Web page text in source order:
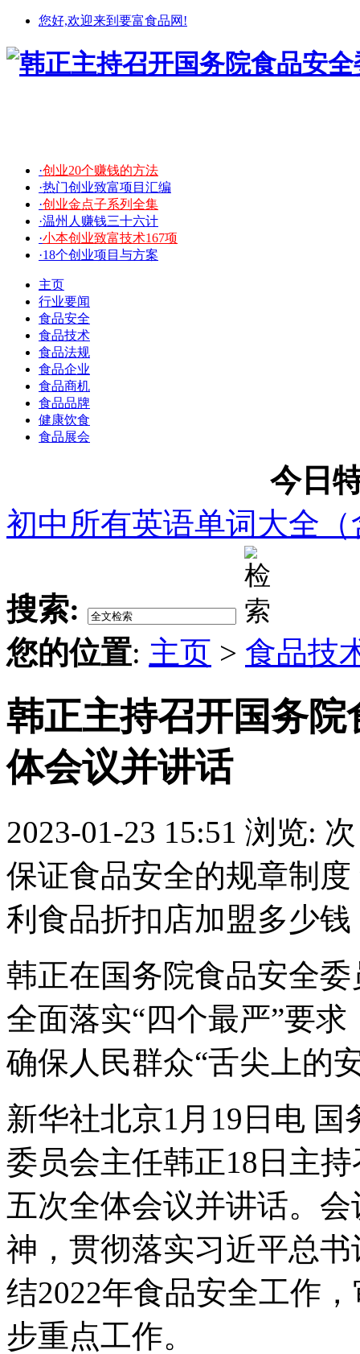
您好,欢迎来到要富食品网!
·创业20个赚钱的方法
·热门创业致富项目汇编
·创业金点子系列全集
·温州人赚钱三十六计
·小本创业致富技术167项
·18个创业项目与方案
主页
行业要闻
食品安全
食品技术
食品法规
食品企业
食品商机
食品品牌
健康饮食
食品展会
今日
初中所有英语单词大全
搜索:
您的位置: 主页 > 食品技
韩正主持召开国务
体会议并讲话
2023-01-23 15:51 浏览: 次
保证食品安全的规章制
利食品折扣店加盟多少钱
韩正在国务院食品安全
全面落实“四个最严”要求
确保人民群众“舌尖上的
新华社北京1月19日电
委员会主任韩正18日主
五次全体会议并讲话。
神，贯彻落实习近平总
结2022年食品安全工作
步重点工作。